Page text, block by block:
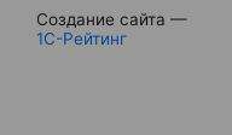
Создание сайта —
1С-Рейтинг